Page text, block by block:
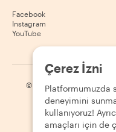
Facebook
Instagram
YouTube
© 2026 Withlocals.com
Çerez İzni
Platformumuzda
deneyimini
kullanıyoruz!
amaçları için de